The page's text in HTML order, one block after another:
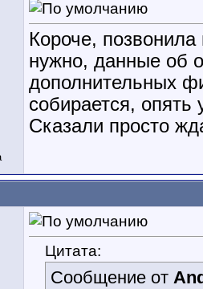
Короче,
нужно, данные об
дополнительных
собирается,
Сказали просто
Цитата:
Сообщение от